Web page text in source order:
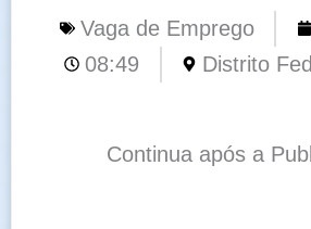
Vaga de Emprego
08:49
Distrito
Continua após a